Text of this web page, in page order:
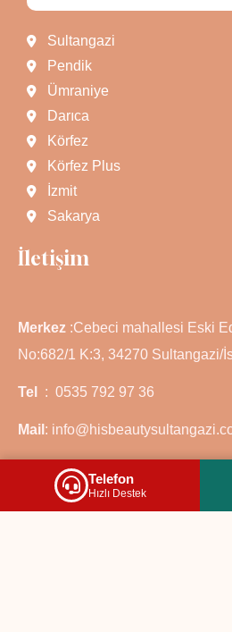
Sultangazi
Pendik
Ümraniye
Darıca
Körfez
Körfez Plus
İzmit
Sakarya
İletişim
Merkez :Cebeci mahallesi Eski
No:682/1 K:3, 34270 Sultangazi/
Tel : 0535 792 97 36
Mail :
Telefon
Hızlı Destek